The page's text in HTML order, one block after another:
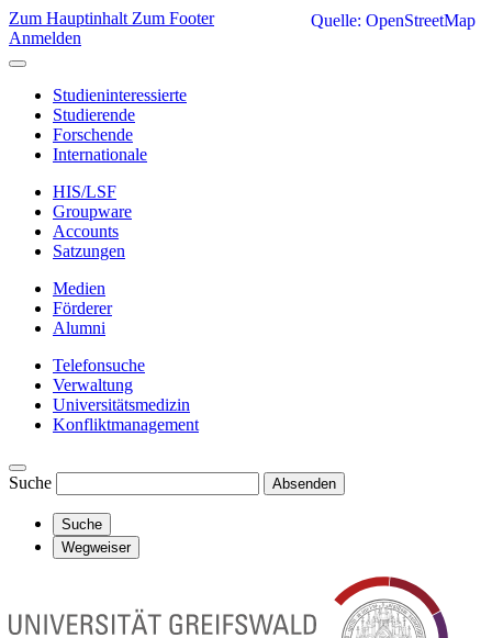
Zum Hauptinhalt Zum Footer
Anmelden
Studieninteressierte
Studierende
Forschende
Internationale
HIS/LSF
Groupware
Accounts
Satzungen
Medien
Förderer
Alumni
Telefonsuche
Verwaltung
Universitätsmedizin
Konfliktmanagement
Suche Absenden
Suche
Wegweiser
Quelle: OpenStreetMap